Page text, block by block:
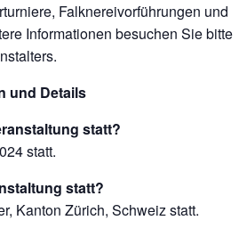
Falknereivorführungen und
Informationen besuchen Sie bitte
und Details
statt?
statt.
statt?
Kanton Zürich, Schweiz statt.